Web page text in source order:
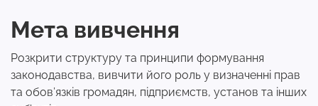
Мета вивчення
Розкрити структуру та принципи формування
законодавства, вивчити його роль у визначенні прав
та обов’язків громадян, підприємств, установ та інших